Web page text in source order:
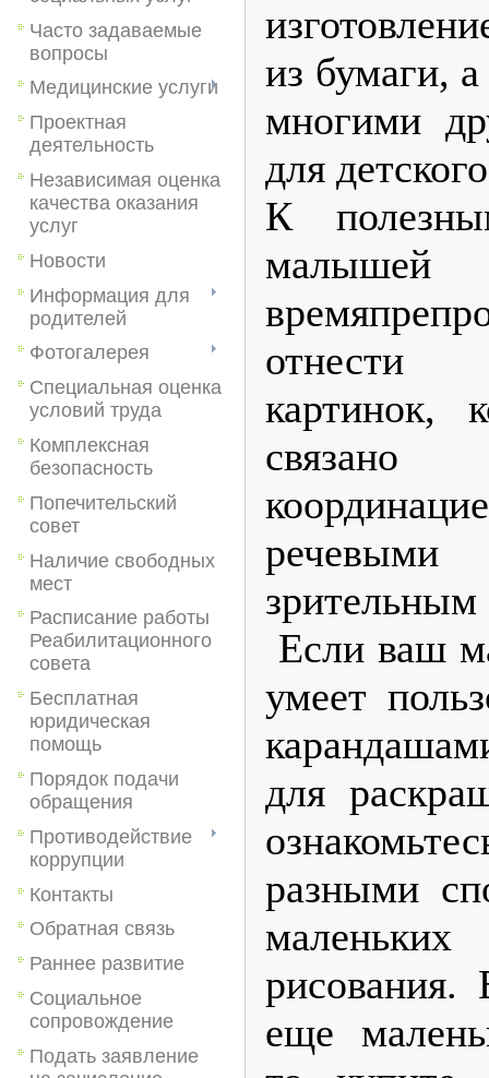
Часто задаваемые
вопросы
Медицинские услуги
Проектная
деятельность
Независимая оценка
качества оказания
услуг
Новости
Информация для
родителей
Фотогалерея
Специальная оценка
условий труда
Комплексная
безопасность
Попечительский
совет
Наличие свободных
мест
Расписание работы
Реабилитационного
совета
Бесплатная
юридическая
помощь
Порядок подачи
обращения
Противодействие
коррупции
Контакты
Обратная связь
Раннее развитие
Социальное
сопровождение
Подать заявление
из бумаги,
многими
для
К
отнести
картинок,
Если ваш
умеет
для
разными
рисования.
еще